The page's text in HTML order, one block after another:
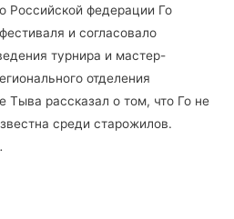
Российской федерации Го
и согласовало
турнира и мастер-
отделения
Тыва рассказал о том, что Го не
среди старожилов.